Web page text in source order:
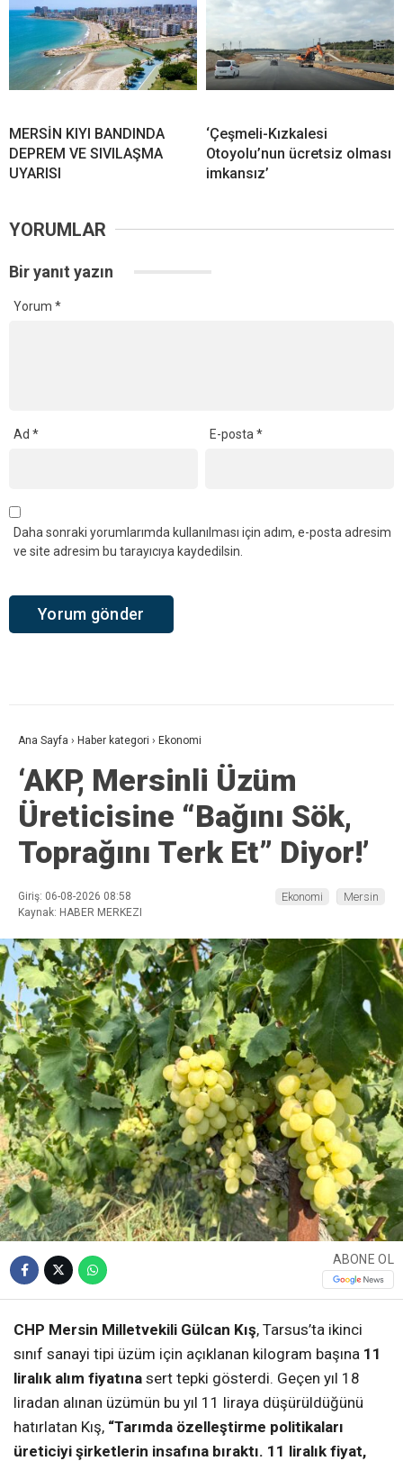
MERSİN KIYI BANDINDA
DEPREM VE SIVILAŞMA
UYARISI
‘Çeşmeli-Kızkalesi
Otoyolu’nun ücretsiz olması
imkansız’
YORUMLAR
Bir yanıt yazın
Yorum *
Ad * E-posta*
Daha sonraki yorumlarımda kullanılması için adım, e-posta adresim
ve site adresim bu tarayıcıya kaydedilsin.
Ana Sayfa › Haber kategori › Ekonomi
‘AKP, Mersinli Üzüm
Üreticisine “Bağını Sök,
Toprağını Terk Et” Diyor!’
Giriş: 06-08-2026 08:58
Kaynak: HABER MERKEZI
Ekonomi Mersin
ABONE OL
CHP Mersin Milletvekili Gülcan Kış, Tarsus’ta ikinci
sınıf sanayi tipi üzüm için açıklanan kilogram başına 11
liralık alım fiyatına sert tepki gösterdi. Geçen yıl 18
liradan alınan üzümün bu yıl 11 liraya düşürüldüğünü
hatırlatan Kış, “Tarımda özelleştirme politikaları
üreticiyi şirketlerin insafına bıraktı. 11 liralık fiyat,